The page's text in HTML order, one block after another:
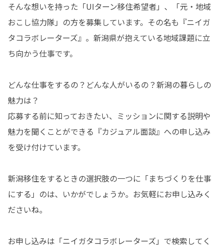
そんな想いを持った「UIターン移住希望者」、「元・地域
おこし協力隊」の方を募集しています。その名も『ニイガ
タコラボレーターズ』。新潟県が抱えている地域課題に立
ち向かう仕事です。
どんな仕事をするの？どんな人がいるの？新潟の暮らしの
魅力は？
応募する前に知っておきたい、ミッションに関する説明や
魅力を聞くことができる『カジュアル面談』への申し込み
を受け付けています。
新潟移住をするときの選択肢の一つに「まちづくりを仕事
にする」のは、いかがでしょうか。お気軽にお申し込みく
ださいね。
お申し込みは「ニイガタコラボレーターズ」で検索してく